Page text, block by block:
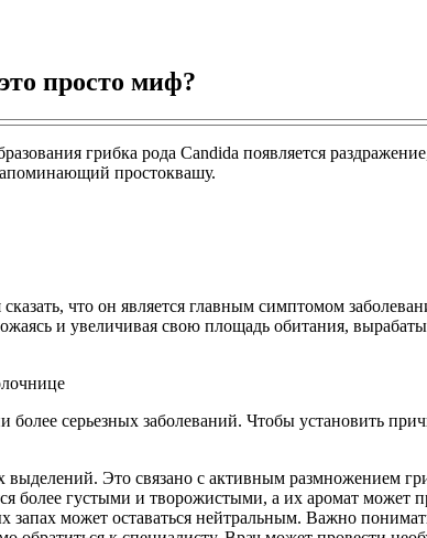
просто миф?
грибка рода Candida появляется
простоквашу.
что он является главным симптомом
и увеличивая свою площадь обитания,
серьезных заболеваний. Чтобы установить
Это связано с активным размножением
более густыми и творожистыми, а их аромат может
может оставаться нейтральным. Важно